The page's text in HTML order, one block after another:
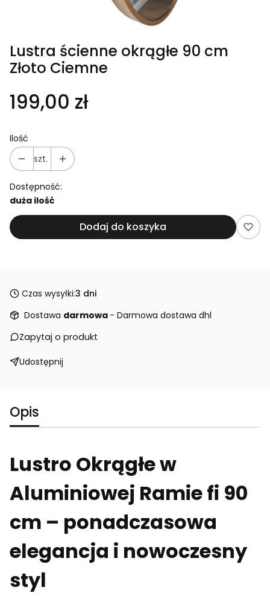
Lustra ścienne okrągłe 90 cm
Złoto Ciemne
Cena
199,00 zł
Ilość
szt.
Dostępność:
duża ilość
Dodaj do koszyka
Czas wysyłki:3 dni
Dostawa darmowa - Darmowa dostawa dhl
Zapytaj o produkt
Udostępnij
Opis
Lustro Okrągłe w
Aluminiowej Ramie fi 90
cm – ponadczasowa
elegancja i nowoczesny
styl